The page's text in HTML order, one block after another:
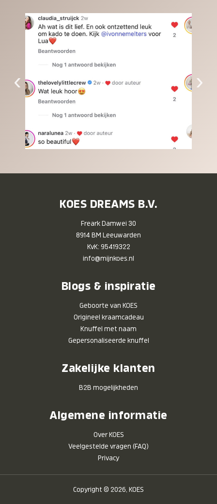
‹ ›
KOES DREAMS B.V.
Freark Damwei 30
8914 BM Leeuwarden
KvK: 95419322
info@mijnkoes.nl
Blogs & inspiratie
Geboorte van KOES
Origineel kraamcadeau
Knuffel met naam
Gepersonaliseerde knuffel
Zakelijke klanten
B2B mogelijkheden
Algemene informatie
Over KOES
Veelgestelde vragen (FAQ)
Privacy
Copyright © 2026, KOES